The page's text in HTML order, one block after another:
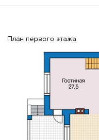
План первого этажа